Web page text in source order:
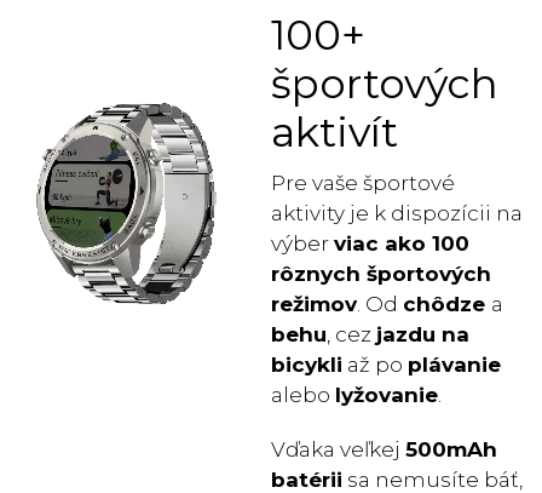
100+
športových
aktivít
Pre vaše športové
aktivity je k dispozícii na
výber viac ako 100
rôznych športových
režimov. Od chôdze a
behu , cez jazdu na
bicykli až po plávanie
alebo lyžovanie
Vďaka veľkej 500mAh
batérii sa nemusíte báť,